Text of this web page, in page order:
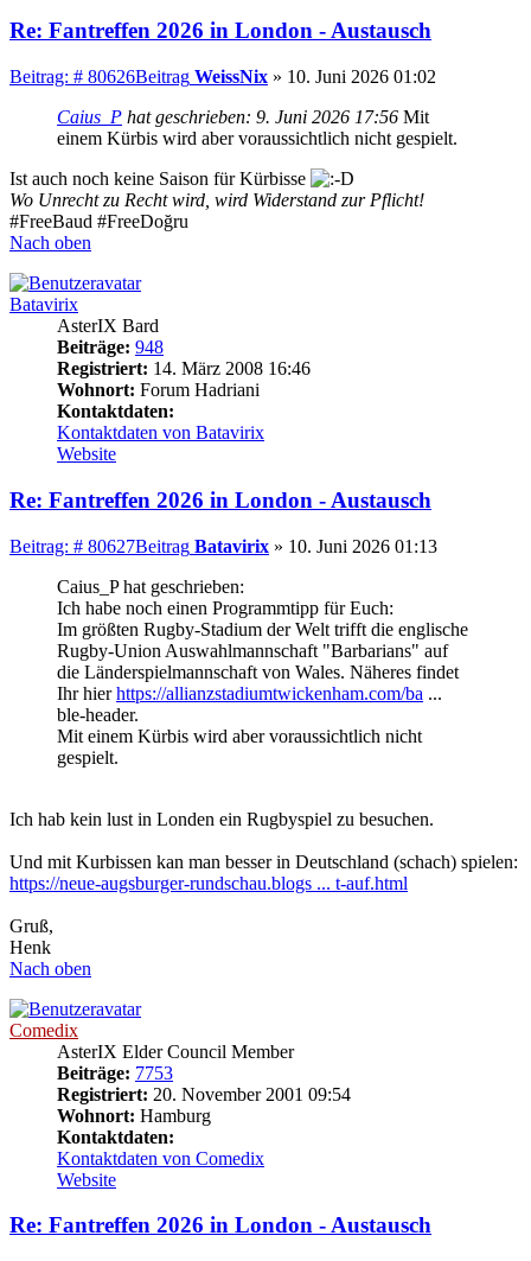
Re: Fantreffen 2026 in London - Austausch
Beitrag: # 80626Beitrag WeissNix » 10. Juni 2026 01:02
Caius_P hat geschrieben: 9. Juni 2026 17:56 Mit
einem Kürbis wird aber voraussichtlich nicht gespielt.
Ist auch noch keine Saison für Kürbisse
Wo Unrecht zu Recht wird, wird Widerstand zur Pflicht!
#FreeBaud #FreeDoğru
Nach oben
Batavirix
AsterIX Bard
Beiträge: 948
Registriert: 14. März 2008 16:46
Wohnort: Forum Hadriani
Kontaktdaten:
Kontaktdaten von Batavirix
Website
Re: Fantreffen 2026 in London - Austausch
Beitrag: # 80627Beitrag Batavirix » 10. Juni 2026 01:13
Caius_P hat geschrieben:
Ich habe noch einen Programmtipp für Euch:
Im größten Rugby-Stadium der Welt trifft die englische
Rugby-Union Auswahlmannschaft "Barbarians" auf
die Länderspielmannschaft von Wales. Näheres findet
Ihr hierhttps://allianzstadiumtwickenham.com/ba ...
ble-header.
Mit einem Kürbis wird aber voraussichtlich nicht
gespielt.
Ich hab kein lust in Londen ein Rugbyspiel zu besuchen.
Und mit Kurbissen kan man besser in Deutschland (schach) spielen:
https://neue-augsburger-rundschau.blogs ... t-auf.html
Gruß,
Henk
Nach oben
Comedix
AsterIX Elder Council Member
Beiträge: 7753
Registriert: 20. November 2001 09:54
Wohnort: Hamburg
Kontaktdaten:
Kontaktdaten von Comedix
Website
Re: Fantreffen 2026 in London - Austausch